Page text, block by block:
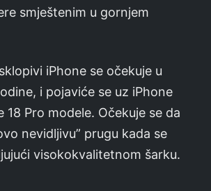
smještenim u gornjem
iPhone se očekuje u
i pojaviće se uz iPhone
18 Pro modele. Očekuje se da
nevidljivu” prugu kada se
visokokvalitetnom šarku.